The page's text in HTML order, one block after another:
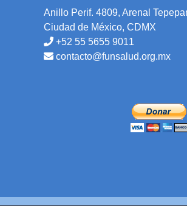
Anillo Perif. 4809, Arenal
Ciudad de México, CDMX
+52 55 5655 9011
contacto@funsalud.org.mx